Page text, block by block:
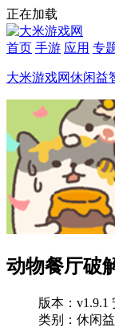
正在加载
首页 手游 应用 专
大米游戏网休闲益
动物餐厅破
版本：v1.9.1
类别：休闲